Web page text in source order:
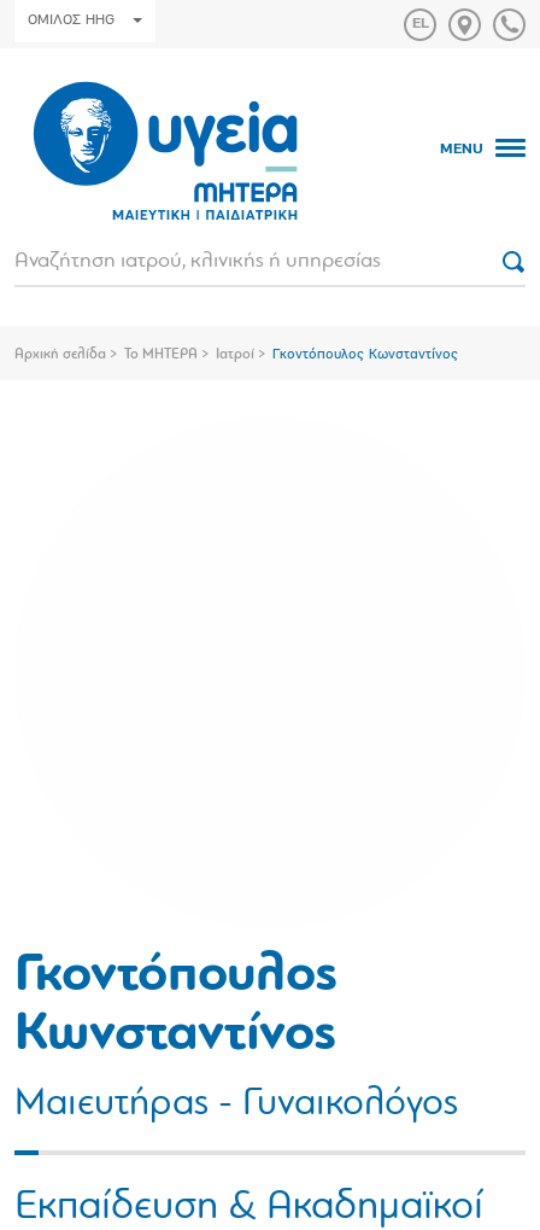
ΟΜΙΛΟΣ HHG
MENU
Αρχική σελίδα Το ΜΗΤΕΡΑ Ιατροί Γκοντόπουλος Κωνσταντίνος
Γκοντόπουλος
Κωνσταντίνος
Μαιευτήρας - Γυναικολόγος
Εκπαίδευση & Ακαδημαϊκοί